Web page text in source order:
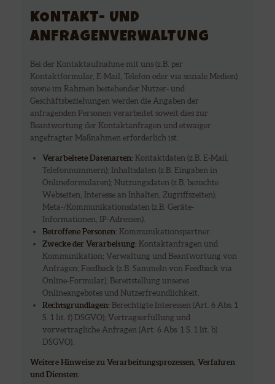
KONTAKT- UND
ANFRAGENVERWALTUNG
Bei der Kontaktaufnahme mit uns (z.B. per
Kontaktformular, E-Mail, Telefon oder via soziale Medien)
sowie im Rahmen bestehender Nutzer- und
Geschäftsbeziehungen werden die Angaben der
anfragenden Personen verarbeitet soweit dies zur
Beantwortung der Kontaktanfragen und etwaiger
angefragter Maßnahmen erforderlich ist.
Verarbeitete Datenarten: Kontaktdaten (z.B. E-Mail,
Telefonnummern); Inhaltsdaten (z.B. Eingaben in
Onlineformularen); Nutzungsdaten (z.B. besuchte
Webseiten, Interesse an Inhalten, Zugriffszeiten);
Meta-/Kommunikationsdaten (z.B. Geräte-
Informationen, IP-Adressen).
Betroffene Personen: Kommunikationspartner.
Zwecke der Verarbeitung: Kontaktanfragen und
Kommunikation; Verwaltung und Beantwortung von
Anfragen; Feedback (z.B. Sammeln von Feedback via
Online-Formular); Bereitstellung unseres
Onlineangebotes und Nutzerfreundlichkeit.
Rechtsgrundlagen: Berechtigte Interessen (Art. 6 Abs. 1
S. 1 lit. f) DSGVO); Vertragserfüllung und
vorvertragliche Anfragen (Art. 6 Abs. 1 S. 1 lit. b)
DSGVO).
Weitere Hinweise zu Verarbeitungsprozessen, Verfahren
und Diensten: